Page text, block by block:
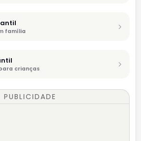
família
crianças
PUBLICIDADE